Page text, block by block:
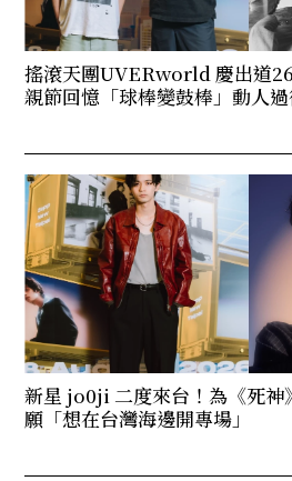
搖滾天團UVERworld 慶出道
親節回憶「球棒變鼓棒」動人
新星 jo0ji 二度來台！為《死神
願「想在台灣海邊開專場」